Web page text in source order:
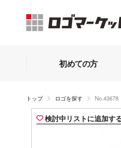
初めての方
トップ ロゴを探す No.43678
検討中リストに追加す